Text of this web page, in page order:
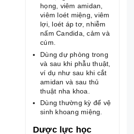
họng, viêm amidan,
viêm loét miệng, viêm
lợi, loét áp tơ, nhiễm
nấm Candida, cảm và
cúm.
Dùng dự phòng trong
và sau khi phẫu thuật,
ví dụ như sau khi cắt
amidan và sau thủ
thuật nha khoa.
Dùng thường kỳ để vệ
sinh khoang miệng.
Dược lực học